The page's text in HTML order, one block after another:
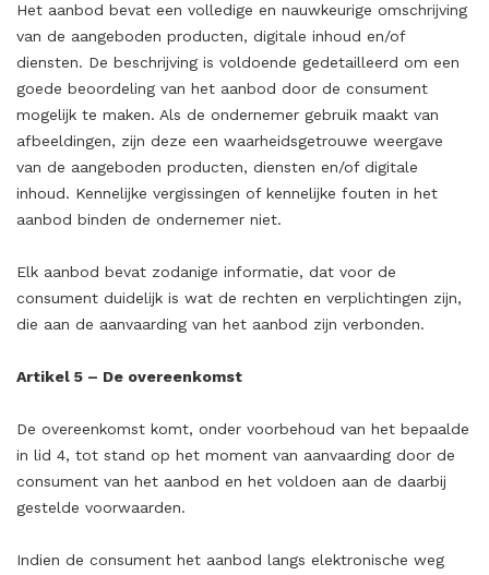
Het aanbod bevat een volledige en nauwkeurige omschrijving
van de aangeboden producten, digitale inhoud en/of
diensten. De beschrijving is voldoende gedetailleerd om een
goede beoordeling van het aanbod door de consument
mogelijk te maken. Als de ondernemer gebruik maakt van
afbeeldingen, zijn deze een waarheidsgetrouwe weergave
van de aangeboden producten, diensten en/of digitale
inhoud. Kennelijke vergissingen of kennelijke fouten in het
aanbod binden de ondernemer niet.
Elk aanbod bevat zodanige informatie, dat voor de
consument duidelijk is wat de rechten en verplichtingen zijn,
die aan de aanvaarding van het aanbod zijn verbonden.
Artikel 5 – De overeenkomst
De overeenkomst komt, onder voorbehoud van het bepaalde
in lid 4, tot stand op het moment van aanvaarding door de
consument van het aanbod en het voldoen aan de daarbij
gestelde voorwaarden.
Indien de consument het aanbod langs elektronische weg